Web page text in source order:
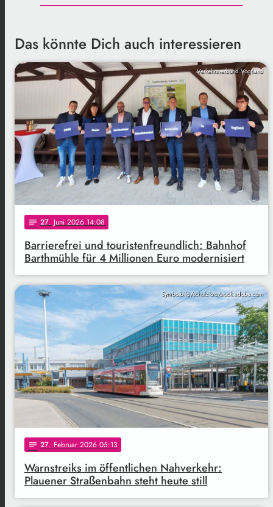
Das könnte Dich auch interessieren
Verkehrsverbund Vogtland
notes 27. Juni 2026 14:08
Barrierefrei und touristenfreundlich: Bahnhof
Barthmühle für 4 Millionen Euro modernisiert
Symbolbild/schulzfoto/stock.adobe.com
notes 27. Februar 2026 05:13
Warnstreiks im öffentlichen Nahverkehr:
Plauener Straßenbahn steht heute still